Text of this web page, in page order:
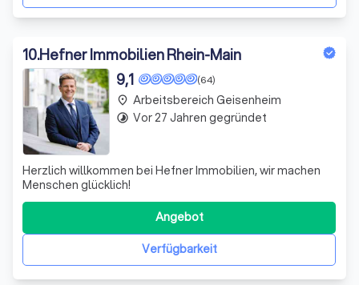
10.Hefner Immobilien Rhein-Main
(64)
9,1
Herzlich willkommen bei Hefner Immobilien, wir machen
Menschen glücklich!
Verfügbarkeit
Angebot
place Arbeitsbereich Geisenheim
timelapse Vor 27 Jahren gegründet